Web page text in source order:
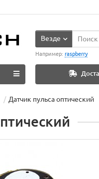
Везде
Например: raspberry
Датчик пульса оптический